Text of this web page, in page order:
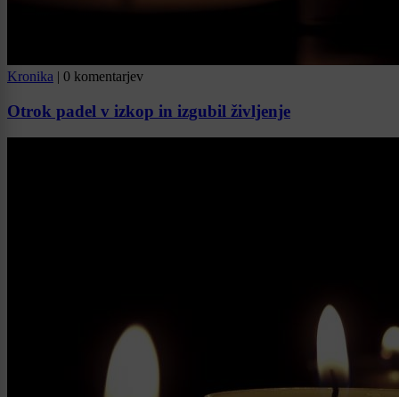
Kronika | 0 komentarjev
Otrok padel v izkop in izgubil življenje